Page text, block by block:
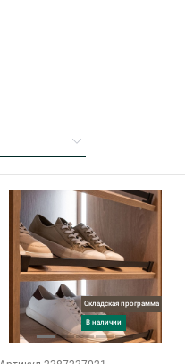
Складская программа
в наличии